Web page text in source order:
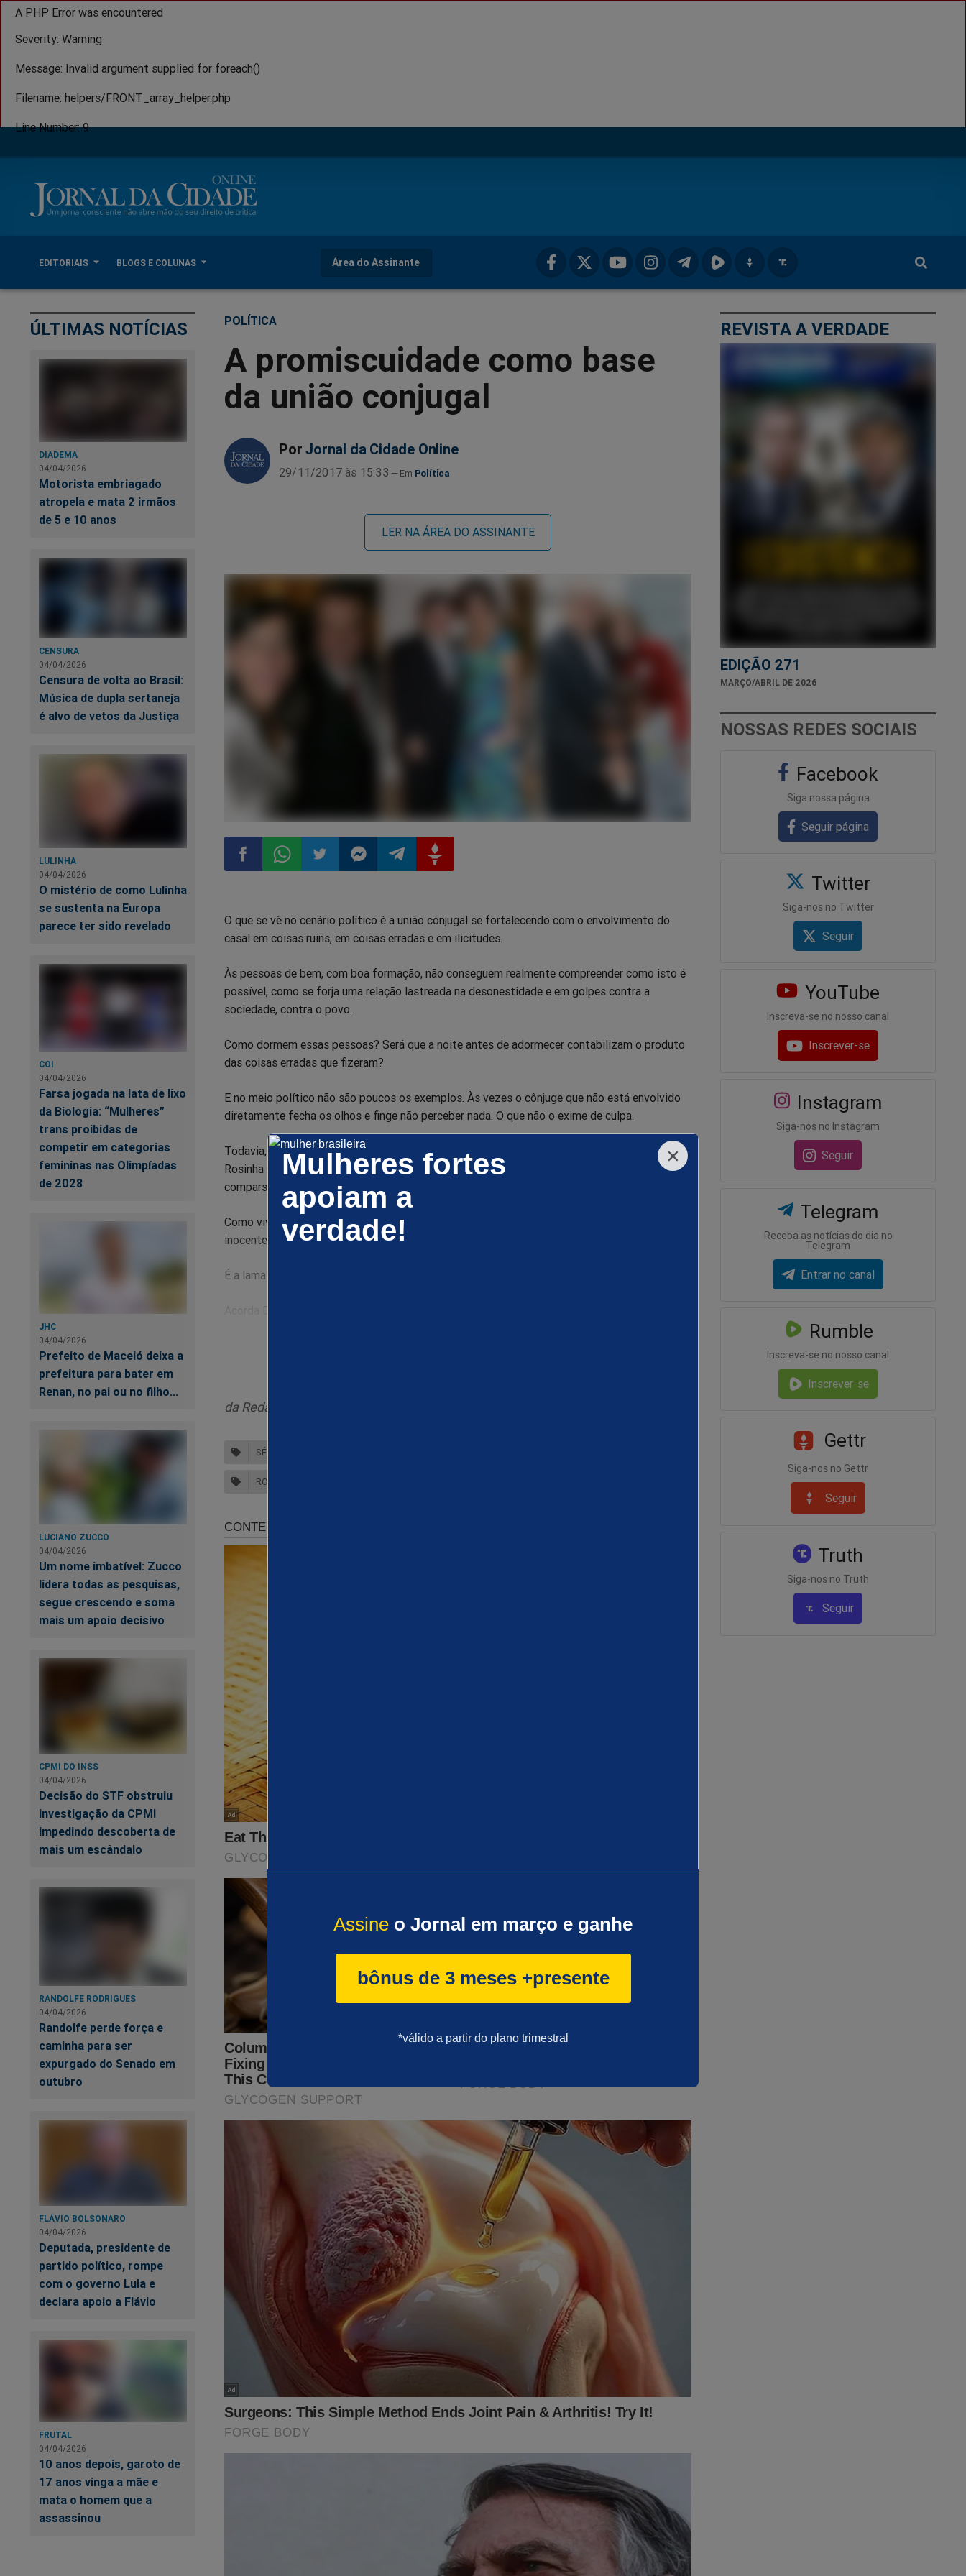
A PHP Error was encountered
Severity: Warning
Message: Invalid argument supplied for foreach()
Filename: helpers/FRONT_array_helper.php
Line Number: 9
EDITORIAIS BLOGS E COLUNAS Área do Assinante
×
Mulheres fortes
apoiam a
verdade!
Assine o Jornal em março e ganhe
bônus de 3 meses +presente
*válido a partir do plano trimestral
ÚLTIMAS NOTÍCIAS
DIADEMA
04/04/2026
Motorista embriagado
atropela e mata 2 irmãos
de 5 e 10 anos
CENSURA
04/04/2026
Censura de volta ao Brasil:
Música de dupla sertaneja
é alvo de vetos da Justiça
LULINHA
04/04/2026
O mistério de como Lulinha
se sustenta na Europa
parece ter sido revelado
COI
04/04/2026
Farsa jogada na lata de lixo
da Biologia: “Mulheres”
trans proibidas de
competir em categorias
femininas nas Olimpíadas
de 2028
JHC
04/04/2026
Prefeito de Maceió deixa a
prefeitura para bater em
Renan, no pai ou no filho...
LUCIANO ZUCCO
04/04/2026
Um nome imbatível: Zucco
lidera todas as pesquisas,
segue crescendo e soma
mais um apoio decisivo
CPMI DO INSS
04/04/2026
Decisão do STF obstruiu
investigação da CPMI
impedindo descoberta de
mais um escândalo
RANDOLFE RODRIGUES
04/04/2026
Randolfe perde força e
caminha para ser
expurgado do Senado em
outubro
FLÁVIO BOLSONARO
04/04/2026
Deputada, presidente de
partido político, rompe
com o governo Lula e
declara apoio a Flávio
FRUTAL
04/04/2026
10 anos depois, garoto de
17 anos vinga a mãe e
mata o homem que a
assassinou
POLÍTICA
A promiscuidade como base
da união conjugal
Por Jornal da Cidade Online
29/11/2017 às 15:33 Política
LER NA ÁREA DO ASSINANTE
no
no
no
no
no
no
O que se vê no cenário político é a união conjugal se fortalecendo com o envolvimento do
casal em coisas ruins, em coisas erradas e em ilicitudes.
Às pessoas de bem, com boa formação, não conseguem realmente compreender como isto é
possível, como se forja uma relação lastreada na desonestidade e em golpes contra a
sociedade, contra o povo.
Como dormem essas pessoas? Será que a noite antes de adormecer contabilizam o produto
das coisas erradas que fizeram?
E no meio político não são poucos os exemplos. Às vezes o cônjuge que não está envolvido
diretamente fecha os olhos e finge não perceber nada. O que não o exime de culpa.
Todavia, nos exemplos da imagem que ilustra a matéria – Cabral e Adriana, Garotinho e
Rosinha e Paulo Bernardo e Gleisi - tudo indica que os casais, além de marido e mulher, eram
comparsas, planejavam e atuavam juntos e dividiam o produto do crime.
Como vivem? Como encaram os filhos? Como ainda tem a capacidade de mentir e se dizerem
inocentes?
É a lama generalizada.
da Redação
SÉRGIO CABRAL FILHO
ROSINHA GAROTINHO
REVISTA A VERDADE
EDIÇÃO 271
MARÇO/ABRIL DE 2026
NOSSAS REDES SOCIAIS
Facebook
Siga nossa página
Seguir página
Twitter
Siga-nos no Twitter
Seguir
YouTube
Inscreva-se no nosso canal
Inscrever-se
Instagram
Siga-nos no Instagram
Seguir
Telegram
Receba as notícias do dia no
Telegram
Entrar no canal
Rumble
Inscreva-se no nosso canal
Inscrever-se
Gettr
Siga-nos no Gettr
Seguir
Truth
Siga-nos no Truth
Seguir